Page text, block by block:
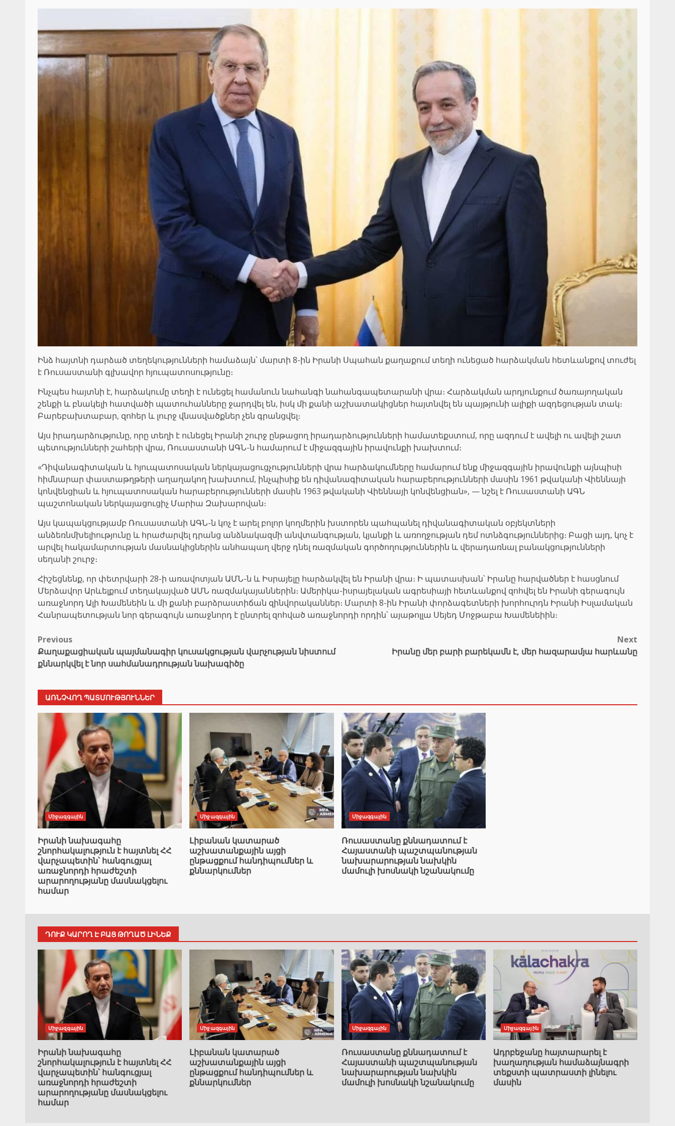
Ինձ հայտնի դարձած տեղեկությունների համաձայն՝ մարտի 8-ին Իրանի Սպահան քաղաքում տեղի ունեցած հարձակման հետևանքով տուժել
է Ռուսաստանի գլխավոր հյուպատոսությունը։
Ինչպես հայտնի է, հարձակումը տեղի է ունեցել համանուն նահանգի նահանգապետարանի վրա։ Հարձակման արդյունքում ծառայողական
շենքի և բնակելի հատվածի պատուհանները ջարդվել են, իսկ մի քանի աշխատակիցներ հայտնվել են պայթյունի ալիքի ազդեցության տակ։
Բարեբախտաբար, զոհեր և լուրջ վնասվածքներ չեն գրանցվել։
Այս իրադարձությունը, որը տեղի է ունեցել Իրանի շուրջ ընթացող իրադարձությունների համատեքստում, որը ազդում է ավելի ու ավելի շատ
պետությունների շահերի վրա, Ռուսաստանի ԱԳՆ-ն համարում է միջազգային իրավունքի խախտում։
«Դիվանագիտական և հյուպատոսական ներկայացուցչությունների վրա հարձակումները համարում ենք միջազգային իրավունքի այնպիսի
հիմնարար փաստաթղթերի աղաղակող խախտում, ինչպիսիք են դիվանագիտական հարաբերությունների մասին 1961 թվականի Վիեննայի
կոնվենցիան և հյուպատոսական հարաբերությունների մասին 1963 թվականի Վիեննայի կոնվենցիան», — նշել է Ռուսաստանի ԱԳՆ
պաշտոնական ներկայացուցիչ Մարիա Զախարովան։
Այս կապակցությամբ Ռուսաստանի ԱԳՆ-ն կոչ է արել բոլոր կողմերին խստորեն պահպանել դիվանագիտական օբյեկտների
անձեռնմխելիությունը և հրաժարվել դրանց անձնակազմի անվտանգության, կյանքի և առողջության դեմ ոտնձգություններից։ Բացի այդ, կոչ է
արվել հակամարտության մասնակիցներին անհապաղ վերջ դնել ռազմական գործողություններին և վերադառնալ բանակցությունների
սեղանի շուրջ։
Հիշեցնենք, որ փետրվարի 28-ի առավոտյան ԱՄՆ-ն և Իսրայելը հարձակվել են Իրանի վրա։ Ի պատասխան՝ Իրանը հարվածներ է հասցնում
Մերձավոր Արևելքում տեղակայված ԱՄՆ ռազմակայաններին։ Ամերիկա-իսրայելական ագրեսիայի հետևանքով զոհվել են Իրանի գերագույն
առաջնորդ Ալի Խամենեին և մի քանի բարձրաստիճան զինվորականներ։ Մարտի 8-ին Իրանի փորձագետների խորհուրդն Իրանի Իսլամական
Հանրապետության նոր գերագույն առաջնորդ է ընտրել զոհված առաջնորդի որդին՝ այաթոլլա Սեյեդ Մոջթաբա Խամենեիին։
Post
navigation
Previous
Քաղաքացիական պայմանագիր կուսակցության վարչության նիստում
քննարկվել է նոր սահմանադրության նախագիծը
Next
Իրանը մեր բարի բարեկամն է, մեր հազարամյա հարևանը
ԱՌՆՉՎՈՂ ՊԱՏՄՈՒԹՅՈՒՆՆԵՐ
Միջազգային
Իրանի նախագահը
շնորհակալություն է հայտնել ՀՀ
վարչապետին՝ հանգուցյալ
առաջնորդի հրաժեշտի
արարողությանը մասնակցելու
համար
Միջազգային
Լիբանան կատարած
աշխատանքային այցի
ընթացքում հանդիպումներ և
քննարկումներ
Միջազգային
Ռուսաստանը քննադատում է
Հայաստանի պաշտպանության
նախարարության նախկին
մամուլի խոսնակի նշանակումը
ԴՈՒՔ ԿԱՐՈՂ Է ԲԱՑ ԹՈՂԱԾ ԼԻՆԵՔ
Միջազգային
Իրանի նախագահը
շնորհակալություն է հայտնել ՀՀ
վարչապետին՝ հանգուցյալ
առաջնորդի հրաժեշտի
արարողությանը մասնակցելու
համար
Միջազգային
Լիբանան կատարած
աշխատանքային այցի
ընթացքում հանդիպումներ և
քննարկումներ
Միջազգային
Ռուսաստանը քննադատում է
Հայաստանի պաշտպանության
նախարարության նախկին
մամուլի խոսնակի նշանակումը
Միջազգային
Ադրբեջանը հայտարարել է
խաղաղության համաձայնագրի
տեքստի պատրաստի լինելու
մասին